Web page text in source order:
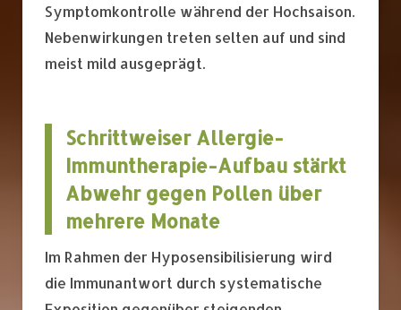
Symptomkontrolle während der Hochsaison.
Nebenwirkungen treten selten auf und sind
meist mild ausgeprägt.
Schrittweiser Allergie-
Immuntherapie-Aufbau stärkt
Abwehr gegen Pollen über
mehrere Monate
Im Rahmen der Hyposensibilisierung wird
die Immunantwort durch systematische